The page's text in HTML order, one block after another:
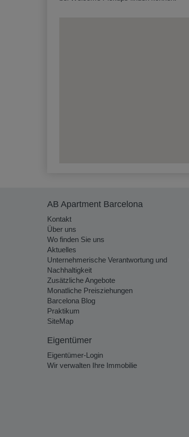
AB Apartment Barcelona
Kontakt
Über uns
Wo finden Sie uns
Aktuelles
Unternehmerische Verantwortung und
Nachhaltigkeit
Zusätzliche Angebote
Monatliche Preisziehungen
Barcelona Blog
Praktikum
SiteMap
Eigentümer
Eigentümer-Login
Wir verwalten Ihre Immobilie